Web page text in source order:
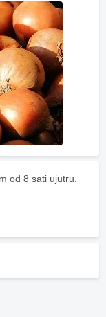
od 8 sati ujutru.